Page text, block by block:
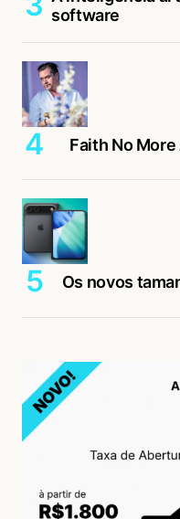
software
Faith No
Os novos